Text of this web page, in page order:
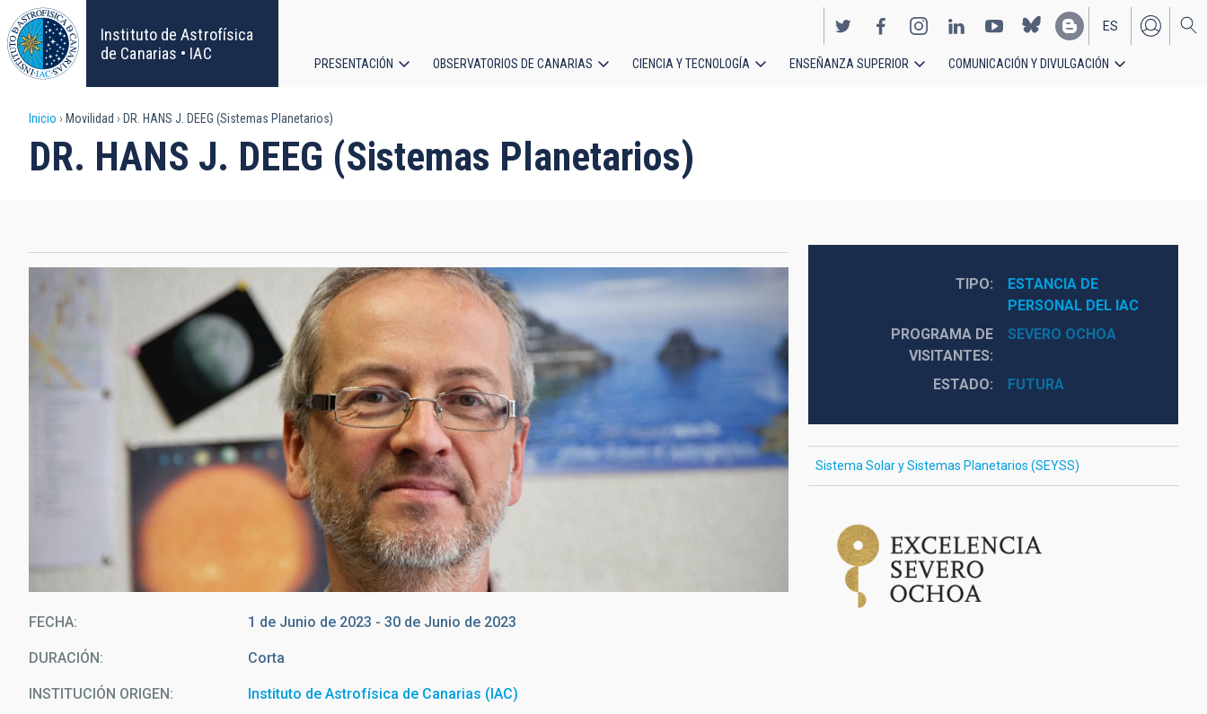
Pasar
al
contenido
principal
Instituto de Astrofísica
de Canarias • IAC
EN
ES
principal
PRESENTACIÓN OBSERVATORIOS DE CANARIAS CIENCIA Y TECNOLOGÍA ENSEÑANZA SUPERIOR COMUNICACIÓN Y DIVULGACIÓN
Sobrescribir
enlaces
ayuda
a
la
navegación
Inicio Movilidad DR. HANS J. DEEG (Sistemas Planetarios)
DR. HANS J. DEEG (Sistemas Planetarios)
FECHA 1 de Junio de 2023 -30 de Junio de 2023
DURACIÓN Corta
INSTITUCIÓN ORIGEN Instituto de Astrofísica de Canarias (IAC)
TIPO
ESTANCIA DE
PERSONAL DEL IAC
PROGRAMA DE
VISITANTES
SEVERO OCHOA
ESTADO FUTURA
Sistema Solar y Sistemas Planetarios (SEYSS)